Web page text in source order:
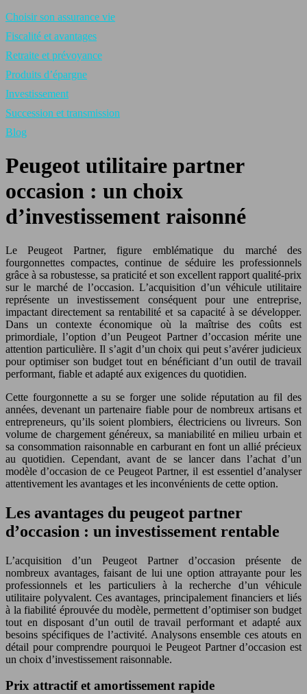
Choisir son assurance vie
Fiscalité et avantages
Retraite et prévoyance
Produits d’épargne
Investissement
Succession et transmission
Blog
Peugeot utilitaire partner
occasion : un choix
d’investissement raisonné
Le Peugeot Partner, figure emblématique du marché des
fourgonnettes compactes, continue de séduire les professionnels
grâce à sa robustesse, sa praticité et son excellent rapport qualité-prix
sur le marché de l’occasion. L’acquisition d’un véhicule utilitaire
représente un investissement conséquent pour une entreprise,
impactant directement sa rentabilité et sa capacité à se développer.
Dans un contexte économique où la maîtrise des coûts est
primordiale, l’option d’un Peugeot Partner d’occasion mérite une
attention particulière. Il s’agit d’un choix qui peut s’avérer judicieux
pour optimiser son budget tout en bénéficiant d’un outil de travail
performant, fiable et adapté aux exigences du quotidien.
Cette fourgonnette a su se forger une solide réputation au fil des
années, devenant un partenaire fiable pour de nombreux artisans et
entrepreneurs, qu’ils soient plombiers, électriciens ou livreurs. Son
volume de chargement généreux, sa maniabilité en milieu urbain et
sa consommation raisonnable en carburant en font un allié précieux
au quotidien. Cependant, avant de se lancer dans l’achat d’un
modèle d’occasion de ce Peugeot Partner, il est essentiel d’analyser
attentivement les avantages et les inconvénients de cette option.
Les avantages du peugeot partner
d’occasion : un investissement rentable
L’acquisition d’un Peugeot Partner d’occasion présente de
nombreux avantages, faisant de lui une option attrayante pour les
professionnels et les particuliers à la recherche d’un véhicule
utilitaire polyvalent. Ces avantages, principalement financiers et liés
à la fiabilité éprouvée du modèle, permettent d’optimiser son budget
tout en disposant d’un outil de travail performant et adapté aux
besoins spécifiques de l’activité. Analysons ensemble ces atouts en
détail pour comprendre pourquoi le Peugeot Partner d’occasion est
un choix d’investissement raisonnable.
Prix attractif et amortissement rapide